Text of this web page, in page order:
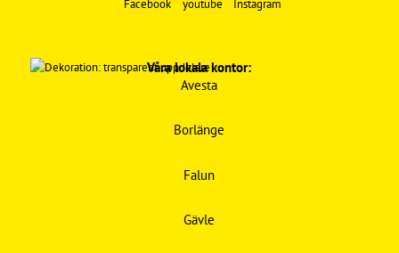
Våra lokala kontor:
Avesta
Borlänge
Falun
Gävle